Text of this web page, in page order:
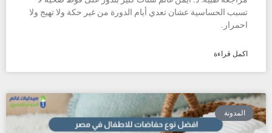
تسبب الحساسية عشان تعدي أيام الدورة من غير حكة ولا تهيج ولا
احمرار.
اكمل قراءة
المدونة